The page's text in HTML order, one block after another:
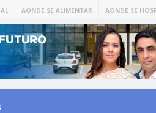
AONDE SE ALIMENTAR AONDE SE